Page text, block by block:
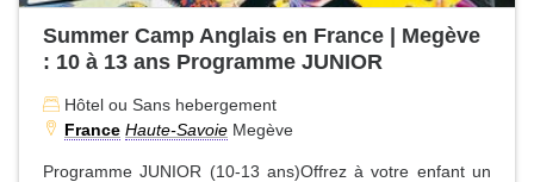
Summer Camp Anglais en France | Megève
: 10 à 13 ans Programme JUNIOR
Hôtel ou Sans hebergement
France Haute-Savoie Megève
Programme JUNIOR (10-13 ans)Offrez à votre enfant un